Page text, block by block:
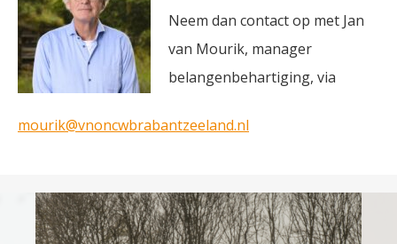
Neem dan contact op met Jan
van Mourik, manager
belangenbehartiging, via
mourik@vnoncwbrabantzeeland.nl